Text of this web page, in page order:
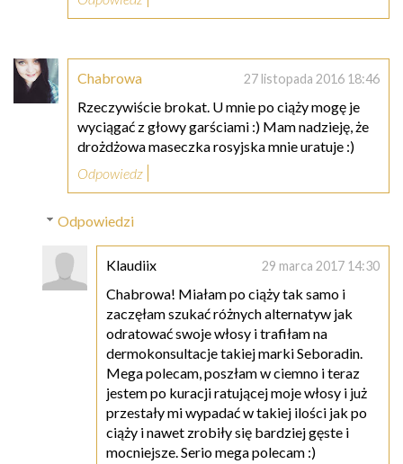
Chabrowa 27 listopada 2016 18:46
Rzeczywiście brokat. U mnie po ciąży mogę je
wyciągać z głowy garściami :) Mam nadzieję, że
drożdżowa maseczka rosyjska mnie uratuje :)
Odpowiedz
Odpowiedzi
Klaudiix 29 marca 2017 14:30
Chabrowa! Miałam po ciąży tak samo i
zaczęłam szukać różnych alternatyw jak
odratować swoje włosy i trafiłam na
dermokonsultacje takiej marki Seboradin.
Mega polecam, poszłam w ciemno i teraz
jestem po kuracji ratującej moje włosy i już
przestały mi wypadać w takiej ilości jak po
ciąży i nawet zrobiły się bardziej gęste i
mocniejsze. Serio mega polecam :)